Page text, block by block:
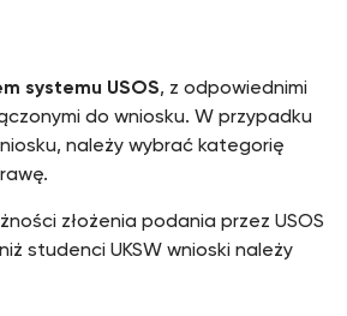
systemu USOS, z odpowiednimi
do wniosku. W przypadku
należy wybrać kategorię
złożenia podania przez USOS
studenci UKSW wnioski należy